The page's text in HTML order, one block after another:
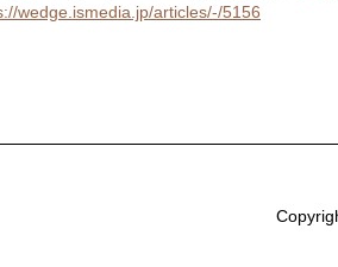
wedge.ismedia.jp/articles/-/5156